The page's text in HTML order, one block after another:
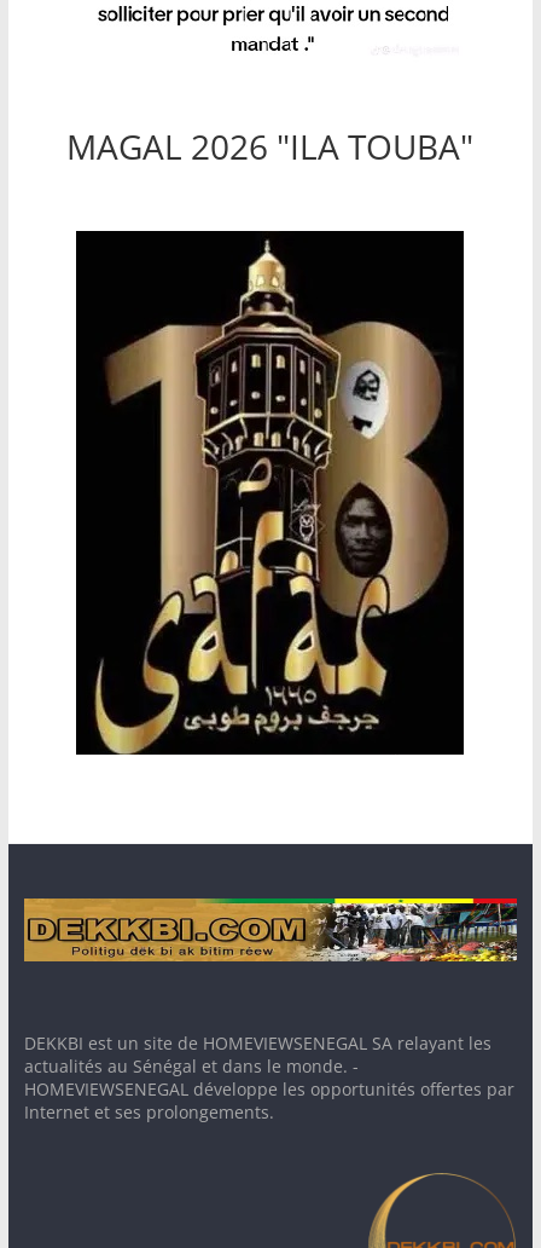
MAGAL 2026 "ILA TOUBA"
DEKKBI est un site de HOMEVIEWSENEGAL SA relayant les
actualités au Sénégal et dans le monde. -
HOMEVIEWSENEGAL développe les opportunités offertes par
Internet et ses prolongements.